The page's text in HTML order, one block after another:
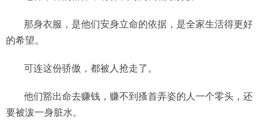
那身衣服，是他们安身立命的依据，是全家生活得更好
的希望。
可连这份骄傲，都被人抢走了。
他们豁出命去赚钱，赚不到搔首弄姿的人一个零头，还
要被泼一身脏水。